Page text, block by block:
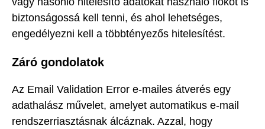
biztonságossá kell tenni, és ahol lehetséges,
engedélyezni kell a többtényezős hitelesítést.
Záró gondolatok
Az Email Validation Error e-mailes átverés egy
adathalász művelet, amelyet automatikus e-mail
rendszerriasztásnak álcáznak. Azzal, hogy